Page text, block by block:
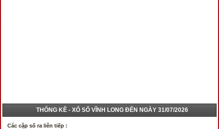
THỐNG KÊ - XỔ SỐ VĨNH LONG ĐẾN NGÀY 31/07/2026
Các cặp số ra liên tiếp :